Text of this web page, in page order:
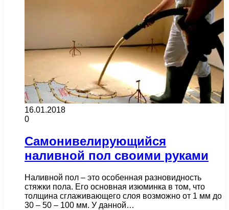
16.01.2018
0
Самонивелирующийся
наливной пол своими руками
Наливной пол – это особенная разновидность
стяжки пола. Его основная изюминка в том, что
толщина сглаживающего слоя возможно от 1 мм до
30 – 50 – 100 мм. У данной…